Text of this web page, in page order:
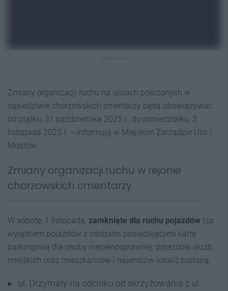
Zmiany organizacji ruchu na ulicach położonych w
sąsiedztwie chorzowskich cmentarzy będą obowiązywać
od piątku, 31 października 2025 r., do poniedziałku, 3
listopada 2025 r. – informują w Miejskim Zarządzie Ulic i
Mostów.
Zmiany organizacji ruchu w rejonie
chorzowskich cmentarzy
W sobotę, 1 listopada, zamknięte dla ruchu pojazdów (za
wyjątkiem pojazdów z osobami posiadającymi kartę
parkingową dla osoby niepełnosprawnej, pojazdów służb
miejskich oraz mieszkańców i najemców lokali) zostaną:
ul. Drzymały na odcinku od skrzyżowania z ul.